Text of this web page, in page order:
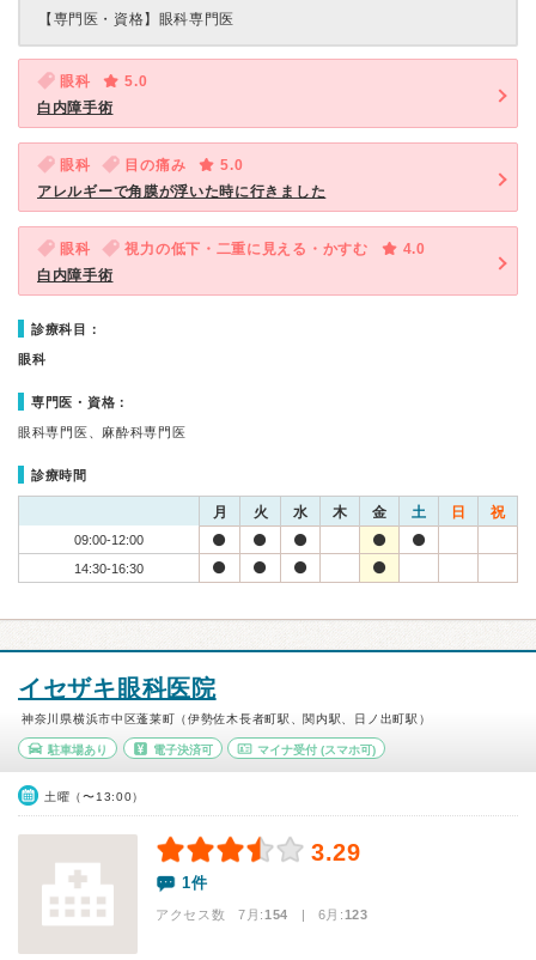
【専門医・資格】 眼科専門医
眼科
5.0
白内障手術
眼科 目の痛み
5.0
アレルギーで角膜が浮いた時に行きました
眼科 視力の低下・二重に見える・かすむ
4.0
白内障手術
診療科目：
眼科
専門医・資格：
眼科専門医、麻酔科専門医
診療時間
月 火 水 木 金 土 日 祝
09:00-12:00
14:30-16:30
イセザキ眼科医院
神奈川県横浜市中区蓬莱町（伊勢佐木長者町駅、関内駅、日ノ出町駅）
駐車場あり 電子決済可 マイナ受付 (スマホ可)
土曜（〜13:00）
3.29
1件
アクセス数 7月:154 | 6月:123